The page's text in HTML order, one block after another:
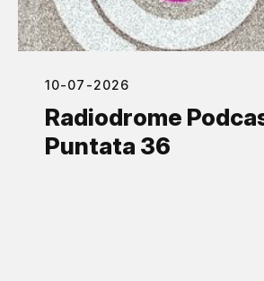
10-07-2026
Radiodrome
Puntata 36